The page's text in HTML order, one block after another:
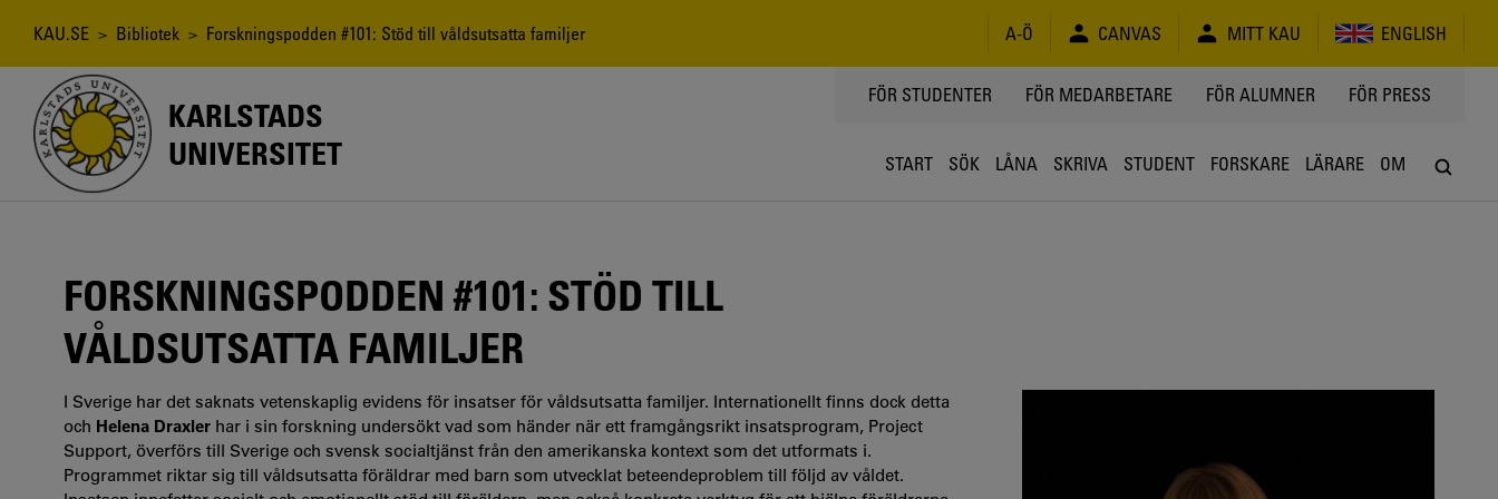
Länkstig
KAU.SE > Bibliotek > Forskningspodden #101: Stöd till våldsutsatta familjer A-Ö CANVAS MITT KAU ENGLISH
KARLSTADS
UNIVERSITET
TOPPMENY
FÖR STUDENTER FÖR MEDARBETARE FÖR ALUMNER FÖR PRESS
START SÖK LÅNA SKRIVA STUDENT FORSKARE LÄRARE OM
FORSKNINGSPODDEN #101: STÖD TILL
VÅLDSUTSATTA FAMILJER
I Sverige har det saknats vetenskaplig evidens för insatser för våldsutsatta familjer. Internationellt finns dock detta
och Helena Draxler har i sin forskning undersökt vad som händer när ett framgångsrikt insatsprogram, Project
Support, överförs till Sverige och svensk socialtjänst från den amerikanska kontext som det utformats i.
Programmet riktar sig till våldsutsatta föräldrar med barn som utvecklat beteendeproblem till följd av våldet.